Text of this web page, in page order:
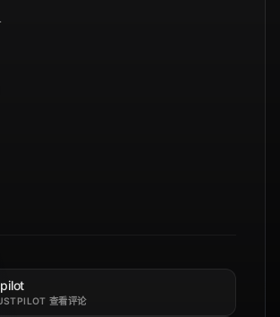
查看评论
打开。